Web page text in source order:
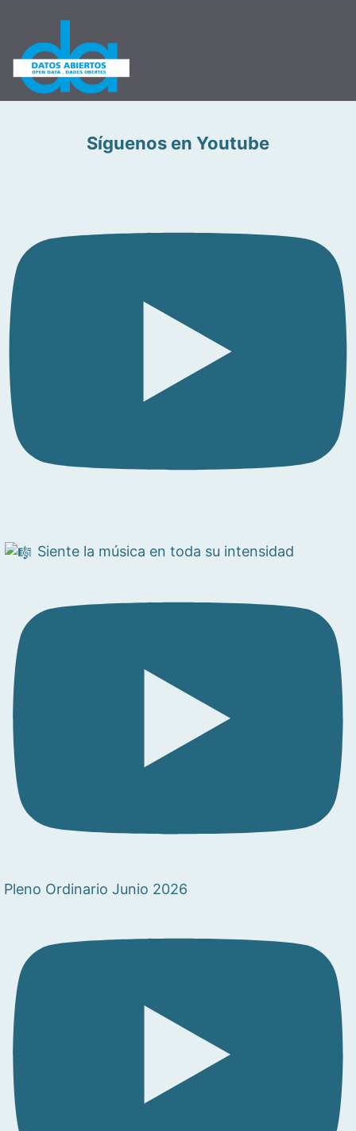
Síguenos en Youtube
Siente la música en toda su intensidad
Pleno Ordinario Junio 2026